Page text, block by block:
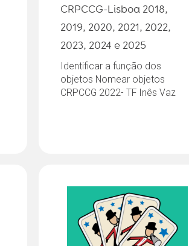
CRPCCG-Lisboa 2018,
2019, 2020, 2021, 2022,
2023, 2024 e 2025
Identificar a função dos
objetos Nomear objetos
CRPCCG 2022- TF Inês Vaz